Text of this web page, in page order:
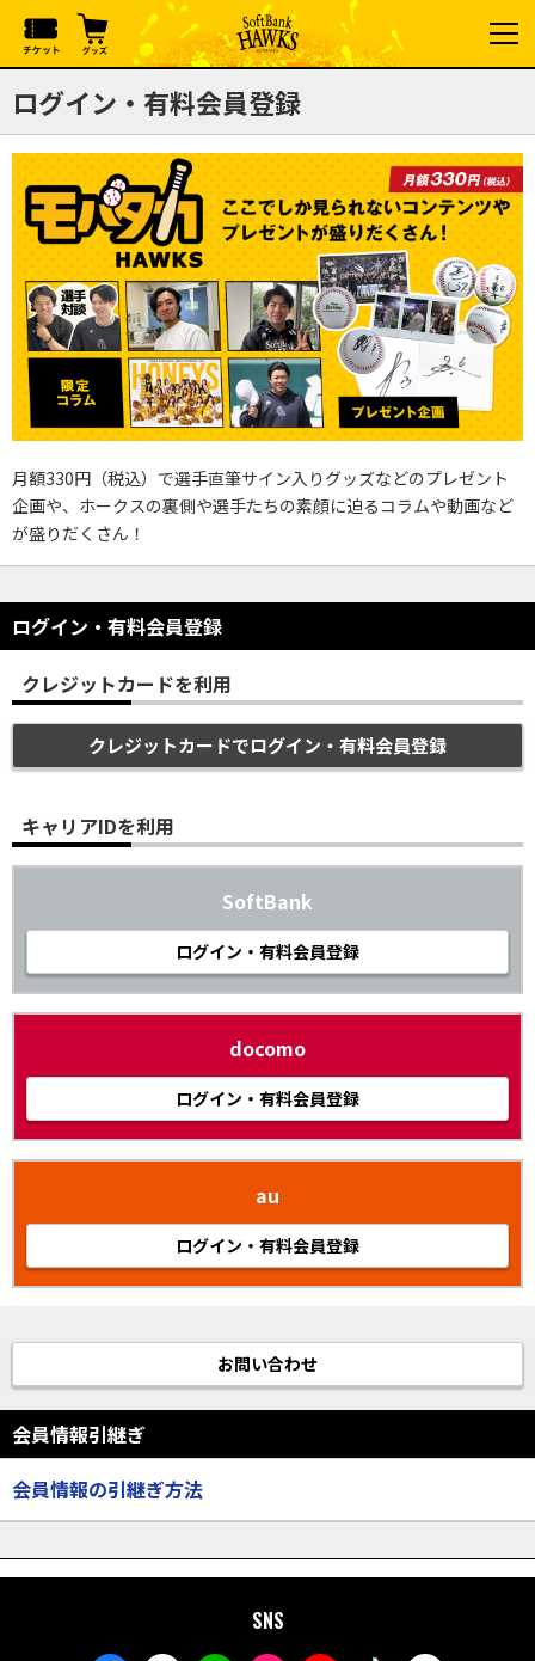
ログイン・有料会員登録
月額330円（税込）で選手直筆サイン入りグッズなどのプレゼント
企画や、ホークスの裏側や選手たちの素顔に迫るコラムや動画など
が盛りだくさん！
ログイン・有料会員登録
クレジットカードを利用
クレジットカードでログイン・有料会員登録
キャリアIDを利用
SoftBank
ログイン・有料会員登録
docomo
ログイン・有料会員登録
au
ログイン・有料会員登録
お問い合わせ
会員情報引継ぎ
会員情報の引継ぎ方法
SNS